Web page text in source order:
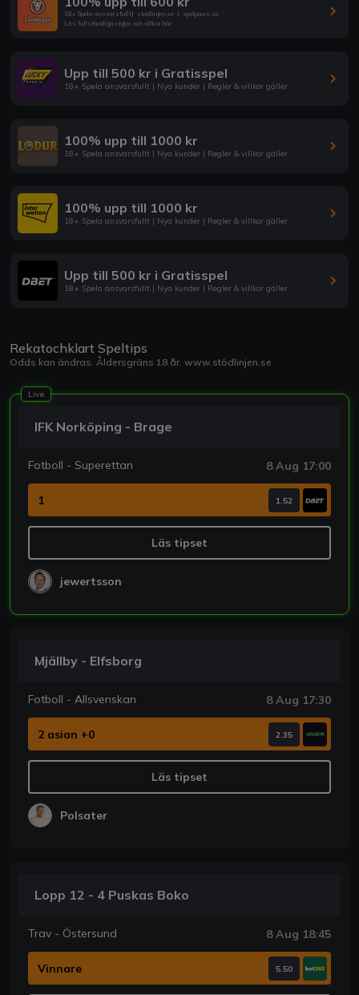
18+ Spela ansvarsfullt| stodlinjen.se | spelpaus.se
Läs fullständiga regler och villkor här
Upp till 500 kr i Gratisspel
18+ Spela ansvarsfullt | Nya kunder | Regler & villkor gäller
100% upp till 1000 kr
18+ Spela ansvarsfullt | Nya kunder | Regler & villkor gäller
100% upp till 1000 kr
18+ Spela ansvarsfullt | Nya kunder | Regler & villkor gäller
Upp till 500 kr i Gratisspel
18+ Spela ansvarsfullt | Nya kunder | Regler & villkor gäller
Rekatochklart Speltips
Odds kan ändras. Åldersgräns 18 år. www.stödlinjen.se
Live
IFK Norköping - Brage
Fotboll - Superettan 8 Aug 17:00
1 1.52
Läs tipset
jewertsson
Mjällby - Elfsborg
Fotboll - Allsvenskan 8 Aug 17:30
2 asian +0 2.35
Läs tipset
Polsater
Lopp 12 - 4 Puskas Boko
Trav - Östersund 8 Aug 18:45
Vinnare 5.50